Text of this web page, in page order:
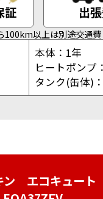
証 出
100km以上は別途交通費
本体：1年
ヒートポンプ
タンク(缶体)
ン エコキュート